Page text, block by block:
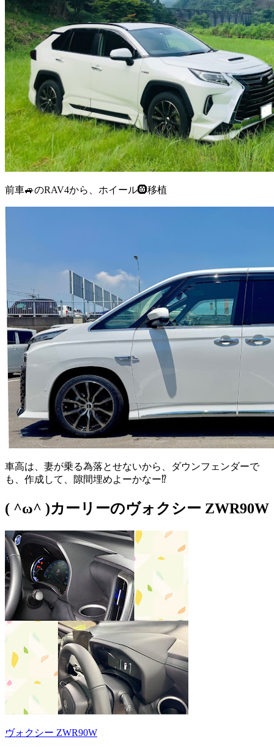
前車🚙のRAV4から、ホイール🛞移植
車高は、妻が乗る為落とせないから、ダウンフェンダーで
も、作成して、隙間埋めよーかなー⁉️
( ^ω^ )カーリーのヴォクシー ZWR90W
ヴォクシー ZWR90W